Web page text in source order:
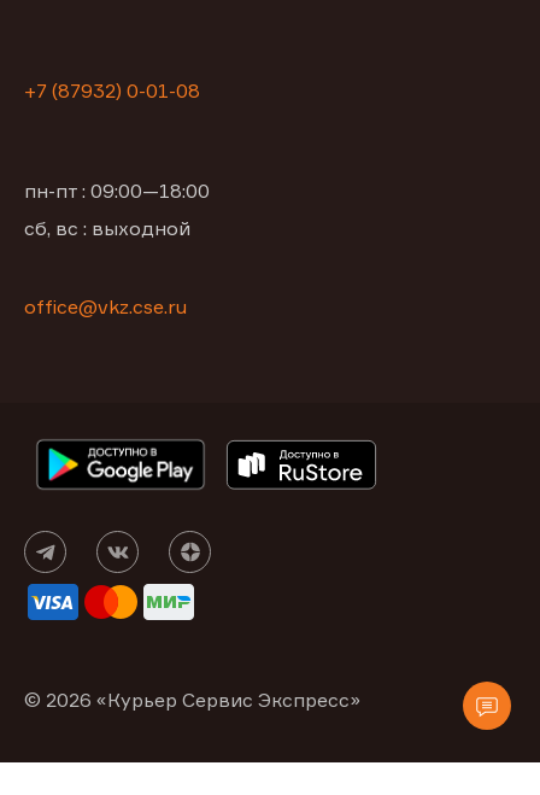
+7 (87932) 0-01-08
пн-пт : 09:00—18:00
сб, вс : выходной
office@vkz.cse.ru
© 2026 «Курьер Сервис Экспресс»